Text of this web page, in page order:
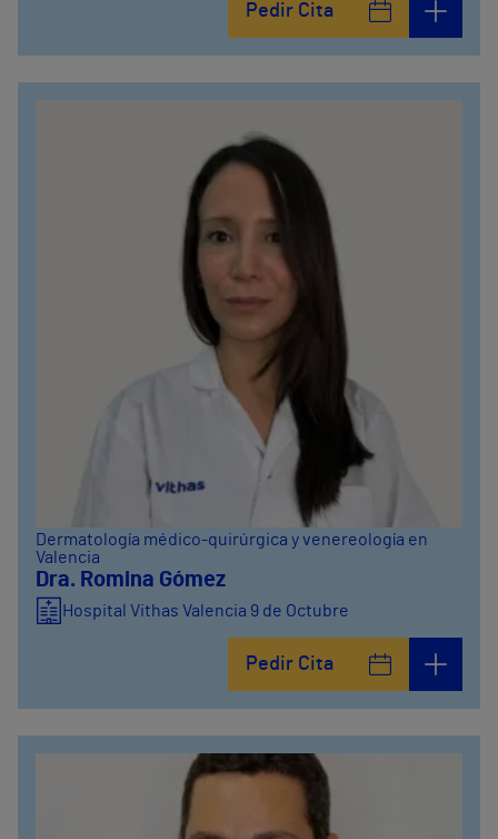
Pedir Cita
Dermatología médico-quirúrgica y venereología en
Valencia
Dra. Romina Gómez
Hospital Vithas Valencia 9 de Octubre
Pedir Cita